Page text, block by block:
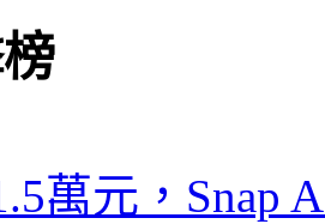
萬元，Snap